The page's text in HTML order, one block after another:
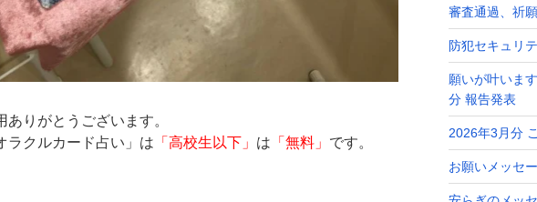
ありがとうございます。
ラクルカード占い」は 「高校生以下」 は 「無料」 です。
審査通過、祈
防犯セキュリ
願いが叶いま
分 報告発表
2026年3月分
お願いメッセ